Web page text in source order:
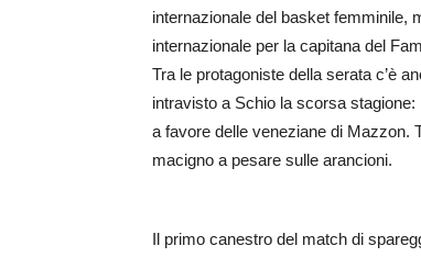
internazionale del basket femminile,
internazionale per la capitana del
Tra le protagoniste della serata c’è
intravisto a Schio la scorsa
a favore delle veneziane di Mazzon.
macigno a pesare sulle arancioni.
Il primo canestro del match di